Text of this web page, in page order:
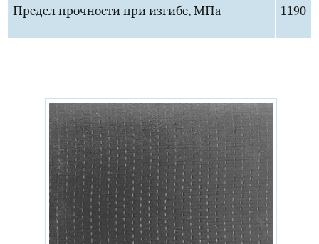
Предел прочности при изгибе, МПа 1190